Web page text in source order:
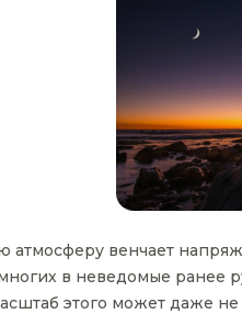
атмосферу венчает
в неведомые
этого может даже не